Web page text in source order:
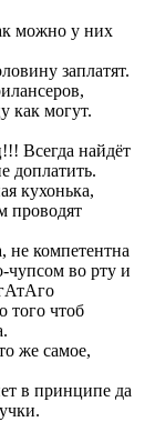
можно у них
заплатят.
как могут.
Всегда найдёт
доплатить.
кухонька,
проводят
не компетентна
чупсом во рту и
того чтоб
же самое,
в принципе да